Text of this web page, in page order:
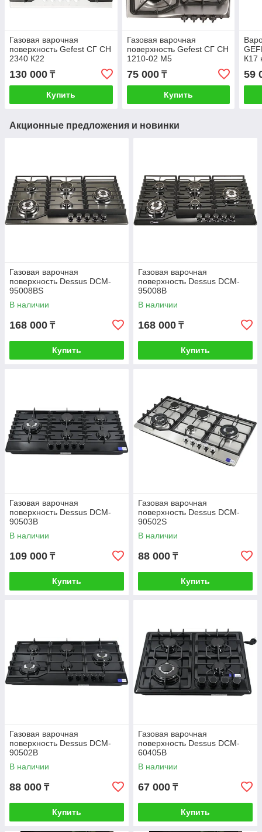
Газовая варочная
поверхность Gefest СГ СН
2340 К22
130 000 ₸
Купить
Газовая варочная
поверхность Gefest СГ СН
1210-02 М5
75 000₸
Купить
К17
59
Акционные предложения и новинки
Газовая варочная
поверхность Dessus DCM-
95008BS
В наличии
168 000 ₸
Купить
Газовая варочная
поверхность Dessus DCM-
95008B
В наличии
168 000 ₸
Купить
Газовая варочная
поверхность Dessus DCM-
90503B
В наличии
109 000 ₸
Купить
Газовая варочная
поверхность Dessus DCM-
90502S
В наличии
88 000 ₸
Купить
Газовая варочная
поверхность Dessus DCM-
90502B
В наличии
88 000 ₸
Купить
Газовая варочная
поверхность Dessus DCM-
60405B
В наличии
67 000 ₸
Купить